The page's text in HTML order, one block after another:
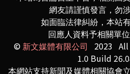
網友請謹慎發言，勿
如面臨法律糾紛，本站
回應人資料予相關單位
© 新文媒體有限公司 2023 All
1.0 Build
本網站支持新聞及媒體相關協會